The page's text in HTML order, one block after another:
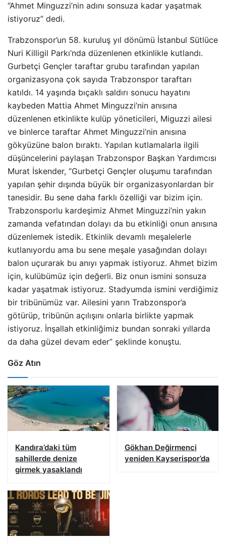
“Ahmet Minguzzi’nin adını sonsuza kadar yaşatmak
istiyoruz” dedi.
Trabzonspor’un 58. kuruluş yıl dönümü İstanbul Sütlüce
Nuri Killigil Parkı’nda düzenlenen etkinlikle kutlandı.
Gurbetçi Gençler taraftar grubu tarafından yapılan
organizasyona çok sayıda Trabzonspor taraftarı
katıldı. 14 yaşında bıçaklı saldırı sonucu hayatını
kaybeden Mattia Ahmet Minguzzi’nin anısına
düzenlenen etkinlikte kulüp yöneticileri, Miguzzi ailesi
ve binlerce taraftar Ahmet Minguzzi’nin anısına
gökyüzüne balon bıraktı. Yapılan kutlamalarla ilgili
düşüncelerini paylaşan Trabzonspor Başkan Yardımcısı
Murat İskender, “Gurbetçi Gençler oluşumu tarafından
yapılan şehir dışında büyük bir organizasyonlardan bir
tanesidir. Bu sene daha farklı özelliği var bizim için.
Trabzonsporlu kardeşimiz Ahmet Minguzzi’nin yakın
zamanda vefatından dolayı da bu etkinliği onun anısına
düzenlemek istedik. Etkinlik devamlı meşalelerle
kutlanıyordu ama bu sene meşale yasağından dolayı
balon uçurarak bu anıyı yapmak istiyoruz. Ahmet bizim
için, kulübümüz için değerli. Biz onun ismini sonsuza
kadar yaşatmak istiyoruz. Stadyumda ismini verdiğimiz
bir tribünümüz var. Ailesini yarın Trabzonspor’a
götürüp, tribünün açılışını onlarla birlikte yapmak
istiyoruz. İnşallah etkinliğimiz bundan sonraki yıllarda
da daha güzel devam eder” şeklinde konuştu.
Göz Atın
Kandıra’daki tüm
sahillerde denize
girmek yasaklandı
Gökhan Değirmenci
yeniden Kayserispor’da